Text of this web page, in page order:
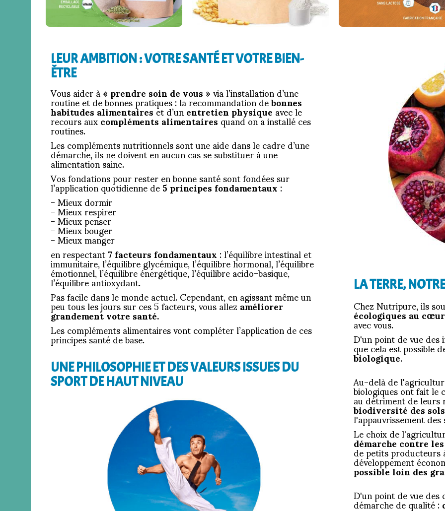
LEUR AMBITION : VOTRE SANTÉ ET VOTRE BIEN-
ÊTRE
Vous aider à« prendre soin de vous »via l’installation d’une
routine et de bonnes pratiques : la recommandation debonnes
habitudes alimentaireset d’unentretien physiqueavec le
recours auxcompléments alimentairesquand on a installé ces
routines.
Les compléments nutritionnels sont une aide dans le cadre d’une
démarche, ils ne doivent en aucun cas se substituer à une
alimentation saine.
Vos fondations pour rester en bonne santé sont fondées sur
l’application quotidienne de5 principes fondamentaux:
- Mieux dormir
- Mieux respirer
- Mieux penser
- Mieux bouger
- Mieux manger
en respectant7 facteurs fondamentaux: l’équilibre intestinal et
immunitaire, l’équilibre glycémique, l’équilibre hormonal, l’équilibre
émotionnel, l’équilibre énergétique, l’équilibre acido-basique,
l’équilibre antioxydant.
Pas facile dans le monde actuel. Cependant, en agissant même un
peu tous les jours sur ces 5 facteurs, vous allezaméliorer
grandement votre santé.
Les compléments alimentaires vont compléter l’application de ces
principes santé de base.
UNE PHILOSOPHIE ET DES VALEURS ISSUES DU
SPORT DE HAUT NIVEAU
LA TERRE,
Chez Nutripure, ils
écologiques au
avec vous.
D'un point de vue
que cela est possible
biologique.
Au-delà de
biologiques ont fait
au détriment de
biodiversité des sols
l'appauvrissement
Le choix de
démarche contre
de petits
développement
possible loin des
D'un point de vue
démarche de qualité :